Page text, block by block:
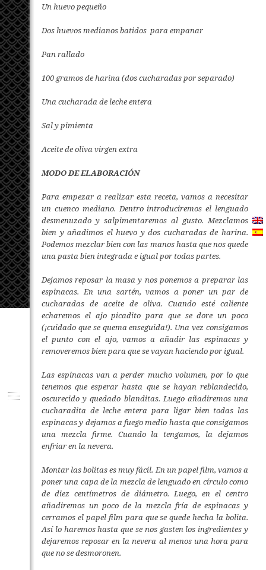
Un huevo pequeño
Dos huevos medianos batidos para empanar
Pan rallado
100 gramos de harina (dos cucharadas por separado)
Una cucharada de leche entera
Sal y pimienta
Aceite de oliva virgen extra
MODO DE ELABORACIÓN
Para empezar a realizar esta receta, vamos a necesitar
un cuenco mediano. Dentro introduciremos el lenguado
desmenuzado y salpimentaremos al gusto. Mezclamos
bien y añadimos el huevo y dos cucharadas de harina.
Podemos mezclar bien con las manos hasta que nos quede
una pasta bien integrada e igual por todas partes.
Dejamos reposar la masa y nos ponemos a preparar las
espinacas. En una sartén, vamos a poner un par de
cucharadas de aceite de oliva. Cuando esté caliente
echaremos el ajo picadito para que se dore un poco
(¡cuidado que se quema enseguida!). Una vez consigamos
el punto con el ajo, vamos a añadir las espinacas y
removeremos bien para que se vayan haciendo por igual.
Las espinacas van a perder mucho volumen, por lo que
tenemos que esperar hasta que se hayan reblandecido,
oscurecido y quedado blanditas. Luego añadiremos una
cucharadita de leche entera para ligar bien todas las
espinacas y dejamos a fuego medio hasta que consigamos
una mezcla firme. Cuando la tengamos, la dejamos
enfriar en la nevera.
Montar las bolitas es muy fácil. En un papel film, vamos a
poner una capa de la mezcla de lenguado en círculo como
de diez centímetros de diámetro. Luego, en el centro
añadiremos un poco de la mezcla fría de espinacas y
cerramos el papel film para que se quede hecha la bolita.
Así lo haremos hasta que se nos gasten los ingredientes y
dejaremos reposar en la nevera al menos una hora para
que no se desmoronen.